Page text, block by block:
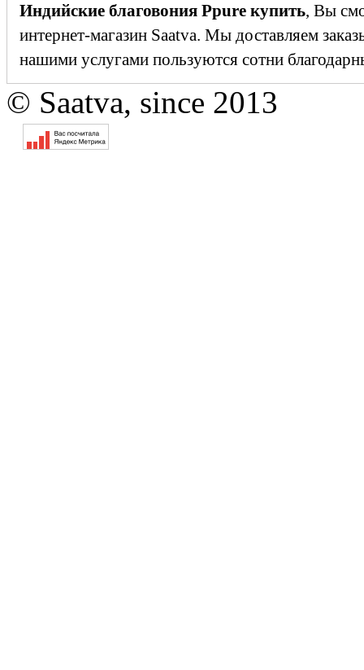
Индийские благовония Ppure купить, Вы
интернет-магазин Saatva. Мы доставляем
нашими услугами пользуются сотни
© Saatva, since 2013